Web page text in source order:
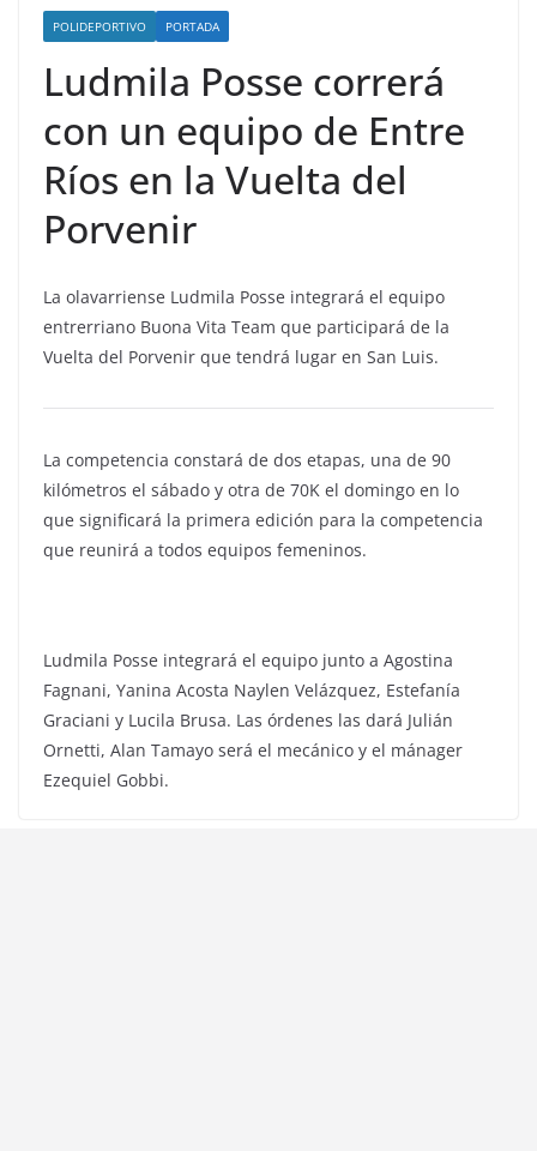
POLIDEPORTIVO PORTADA
Ludmila Posse correrá
con un equipo de Entre
Ríos en la Vuelta del
Porvenir
La olavarriense Ludmila Posse integrará el equipo
entrerriano Buona Vita Team que participará de la
Vuelta del Porvenir que tendrá lugar en San Luis.
La competencia constará de dos etapas, una de 90
kilómetros el sábado y otra de 70K el domingo en lo
que significará la primera edición para la competencia
que reunirá a todos equipos femeninos.
Ludmila Posse integrará el equipo junto a Agostina
Fagnani, Yanina Acosta Naylen Velázquez, Estefanía
Graciani y Lucila Brusa. Las órdenes las dará Julián
Ornetti, Alan Tamayo será el mecánico y el mánager
Ezequiel Gobbi.